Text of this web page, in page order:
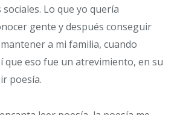
Lo que yo quería
gente y después conseguir
a mi familia, cuando
que eso fue un atrevimiento, en su
poesía.